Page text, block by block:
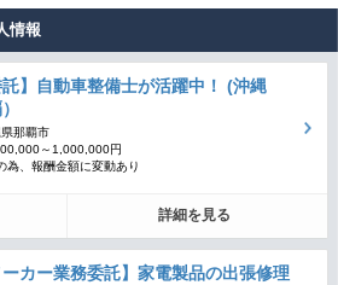
情報
託】自動車整備士が活躍中！ (沖縄
那覇市
～1,000,000円
為、報酬金額に変動あり
詳細を見る
ーカー業務委託】家電製品の出張修理